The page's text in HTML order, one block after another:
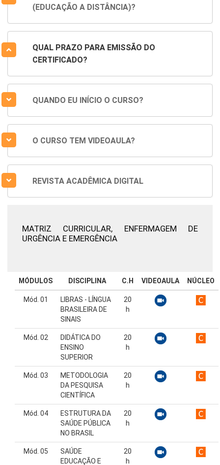
(EDUCAÇÃO A DISTÂNCIA)?
QUAL PRAZO PARA EMISSÃO DO
CERTIFICADO?
QUANDO EU INÍCIO O CURSO?
O CURSO TEM VIDEOAULA?
REVISTA ACADÊMICA DIGITAL
MATRIZ CURRICULAR, ENFERMAGEM DE
URGÊNCIA E EMERGÊNCIA
MÓDULOS DISCIPLINA C.H VIDEOAULA NÚCLEO
Mód. 01
LIBRAS - LÍNGUA
BRASILEIRA DE
SINAIS
20
h
Mód. 02
DIDÁTICA DO
ENSINO
SUPERIOR
20
h
Mód. 03
METODOLOGIA
DA PESQUISA
CIENTÍFICA
20
h
Mód. 04
ESTRUTURA DA
SAÚDE PÚBLICA
NO BRASIL
20
h
Mód. 05
SAÚDE
EDUCAÇÃO E
20
h